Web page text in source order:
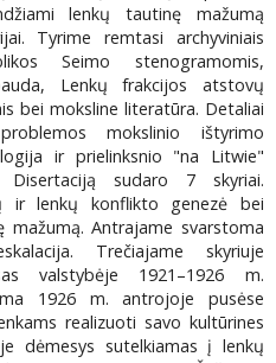
lenkų tautinę mažumą
Tyrime remtasi archyviniais
Seimo stenogramomis,
Lenkų frakcijos atstovų
bei moksline literatūra. Detaliai
mokslinio ištyrimo
ir prielinksnio "na Litwie"
Disertaciją sudaro 7 skyriai.
ir lenkų konflikto genezė bei
Antrajame svarstoma
Trečiajame skyriuje
valstybėje 1921–1926 m.
1926 m. antrojoje pusėse
realizuoti savo kultūrines
dėmesys sutelkiamas į lenkų